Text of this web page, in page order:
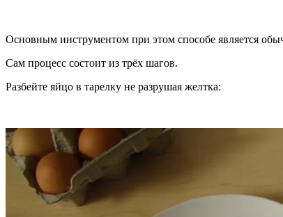
Основным инструментом при этом способе является
Сам процесс состоит из трёх шагов.
Разбейте яйцо в тарелку не разрушая желтка: